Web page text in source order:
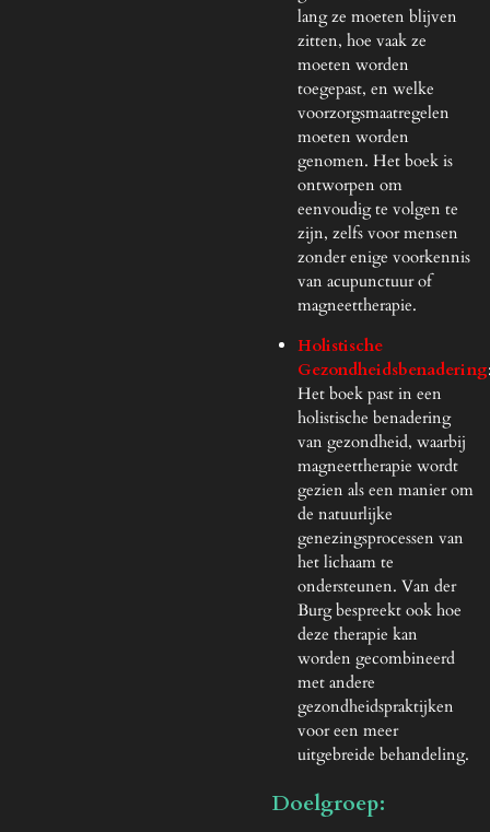
lang ze moeten blijven
zitten, hoe vaak ze
moeten worden
toegepast, en welke
voorzorgsmaatregelen
moeten worden
genomen. Het boek is
ontworpen om
eenvoudig te volgen te
zijn, zelfs voor mensen
zonder enige voorkennis
van acupunctuur of
magneettherapie.
Holistische
Gezondheidsbenadering
Het boek past in een
holistische benadering
van gezondheid, waarbij
magneettherapie wordt
gezien als een manier om
de natuurlijke
genezingsprocessen van
het lichaam te
ondersteunen. Van der
Burg bespreekt ook hoe
deze therapie kan
worden gecombineerd
met andere
gezondheidspraktijken
voor een meer
uitgebreide behandeling.
Doelgroep: